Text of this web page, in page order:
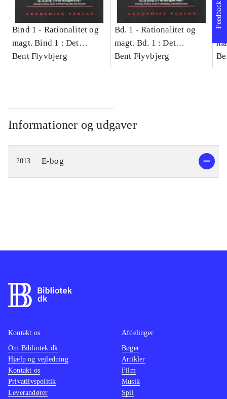
Bind 1 - Rationalitet og
magt. Bind 1 : Det
konkretes videnskab
Bent Flyvbjerg
Bd. 1 -Rationalitet og
magt. Bd. 1 : Det
konkretes videnskab
Bent Flyvbjerg
Informationer og udgaver
2013 E-bog
Feedback
Kontakt os
Om Bibliotek.dk
Hjælp og vejledning
Kontakt os
Privatlivspolitik
Leverandører
Afdelinger
Bøger
Artikler
Film
Musik
Spil